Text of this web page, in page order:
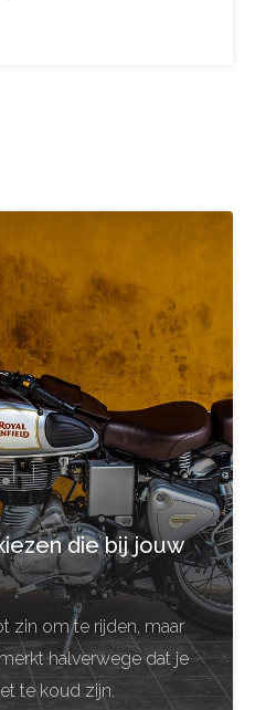
die bij jouw
zin om te rijden, maar
halverwege dat je
te koud zijn.